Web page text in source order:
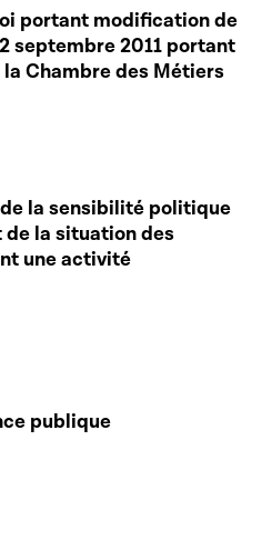
portant modification de
septembre 2011 portant
Chambre des Métiers
la sensibilité politique
la situation des
une activité
publique